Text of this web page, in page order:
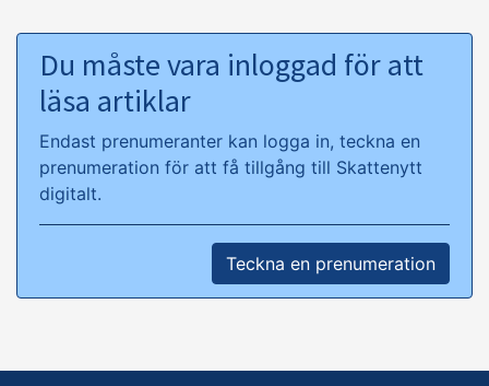
Du måste vara inloggad för att
läsa artiklar
Endast prenumeranter kan logga in, teckna en
prenumeration för att få tillgång till Skattenytt
digitalt.
Teckna en prenumeration